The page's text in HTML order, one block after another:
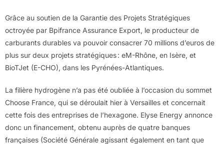
Grâce au soutien de la Garantie des Projets Stratégiques
octroyée par Bpifrance Assurance Export, le producteur de
carburants durables va pouvoir consacrer 70 millions d’euros de
plus sur deux projets stratégiques : eM-Rhône, en Isère, et
BioTJet (E-CHO), dans les Pyrénées-Atlantiques.
La filière hydrogène n’a pas été oubliée à l’occasion du sommet
Choose France, qui se déroulait hier à Versailles et concernait
cette fois des entreprises de l’hexagone. Elyse Energy annonce
donc un financement, obtenu auprès de quatre banques
françaises (Société Générale agissant également en tant que